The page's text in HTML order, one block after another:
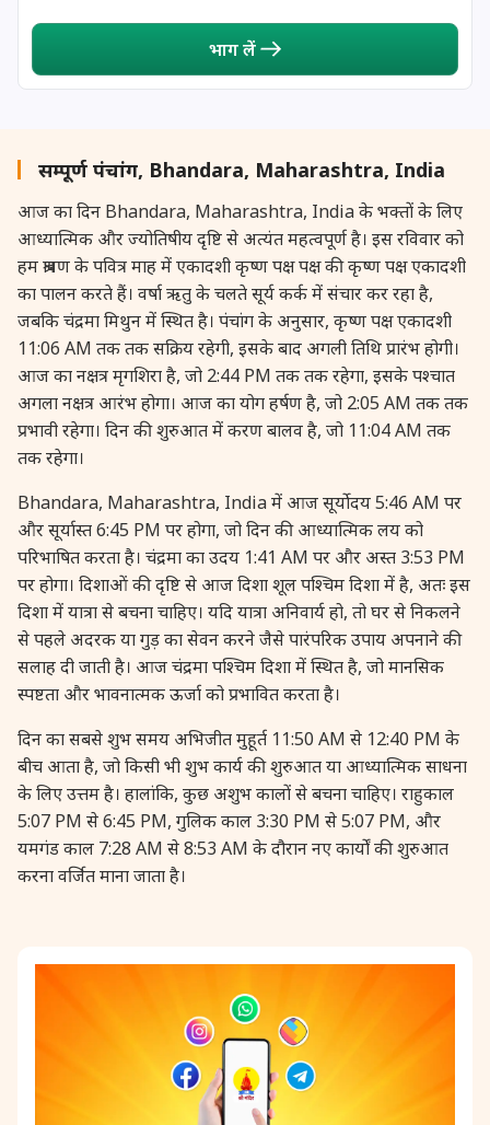
27 August, 2026 Shravana Purnima Vrat
28 August, 2026 Anvadhan
28 August, 2026 Chandra Grahan *Anshika
28 August, 2026 Gayatri Jayanti
28 August, 2026 Narali Purnima
28 August, 2026 Raksha Bandhan
28 August, 2026 Sanskrit Diwas
28 August, 2026 Shravana Purnima
28 August, 2026 Varalakshmi Vrat
28 August, 2026 Yajurveda Upakarma
29 August, 2026 Bhadrapada Begins *North
Heramba Sankashti Chaturthi
भाग लें
सम्पूर्ण पंचांग, Bhandara, Maharashtra, India
आज का दिन Bhandara, Maharashtra, India के भक्तों के लिए
आध्यात्मिक और ज्योतिषीय दृष्टि से अत्यंत महत्वपूर्ण है। इस रविवार को
हम श्रावण के पवित्र माह में एकादशी कृष्ण पक्ष पक्ष की कृष्ण पक्ष एकादशी
का पालन करते हैं। वर्षा ऋतु के चलते सूर्य कर्क में संचार कर रहा है,
जबकि चंद्रमा मिथुन में स्थित है। पंचांग के अनुसार, कृष्ण पक्ष एकादशी
11:06 AM तक तक सक्रिय रहेगी, इसके बाद अगली तिथि प्रारंभ होगी।
आज का नक्षत्र मृगशिरा है, जो 2:44 PM तक तक रहेगा, इसके पश्चात
अगला नक्षत्र आरंभ होगा। आज का योग हर्षण है, जो 2:05 AM तक तक
प्रभावी रहेगा। दिन की शुरुआत में करण बालव है, जो 11:04 AM तक
तक रहेगा।
Bhandara, Maharashtra, India में आज सूर्योदय 5:46 AM पर
और सूर्यास्त 6:45 PM पर होगा, जो दिन की आध्यात्मिक लय को
परिभाषित करता है। चंद्रमा का उदय 1:41 AM पर और अस्त 3:53 PM
पर होगा। दिशाओं की दृष्टि से आज दिशा शूल पश्चिम दिशा में है, अतः इस
दिशा में यात्रा से बचना चाहिए। यदि यात्रा अनिवार्य हो, तो घर से निकलने
से पहले अदरक या गुड़ का सेवन करने जैसे पारंपरिक उपाय अपनाने की
सलाह दी जाती है। आज चंद्रमा पश्चिम दिशा में स्थित है, जो मानसिक
स्पष्टता और भावनात्मक ऊर्जा को प्रभावित करता है।
दिन का सबसे शुभ समय अभिजीत मुहूर्त 11:50 AM से 12:40 PM के
बीच आता है, जो किसी भी शुभ कार्य की शुरुआत या आध्यात्मिक साधना
के लिए उत्तम है। हालांकि, कुछ अशुभ कालों से बचना चाहिए। राहुकाल
5:07 PM से 6:45 PM, गुलिक काल 3:30 PM से 5:07 PM, और
यमगंड काल 7:28 AM से 8:53 AM के दौरान नए कार्यों की शुरुआत
करना वर्जित माना जाता है।